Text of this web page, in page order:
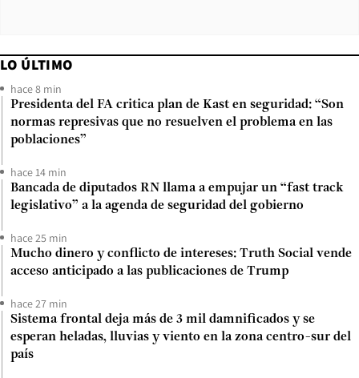
LO ÚLTIMO
hace 8 min
Presidenta del FA critica plan de Kast en seguridad: “Son
normas represivas que no resuelven el problema en las
poblaciones”
hace 14 min
Bancada de diputados RN llama a empujar un “fast track
legislativo” a la agenda de seguridad del gobierno
hace 25 min
Mucho dinero y conflicto de intereses: Truth Social vende
acceso anticipado a las publicaciones de Trump
hace 27 min
Sistema frontal deja más de 3 mil damnificados y se
esperan heladas, lluvias y viento en la zona centro-sur del
país